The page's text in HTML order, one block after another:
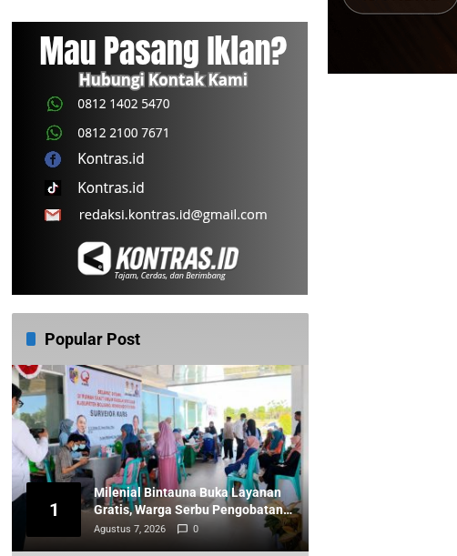
Popular Post
1
Milenial Bintauna Buka Layanan
Gratis, Warga Serbu Pengobatan
dan Sunatan
Agustus 7, 2026 0